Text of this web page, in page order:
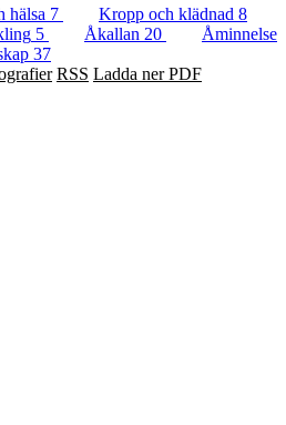
hälsa 7 Kropp och klädnad 8
5 Åkallan 20
Åminnelse
37
RSS Ladda ner PDF